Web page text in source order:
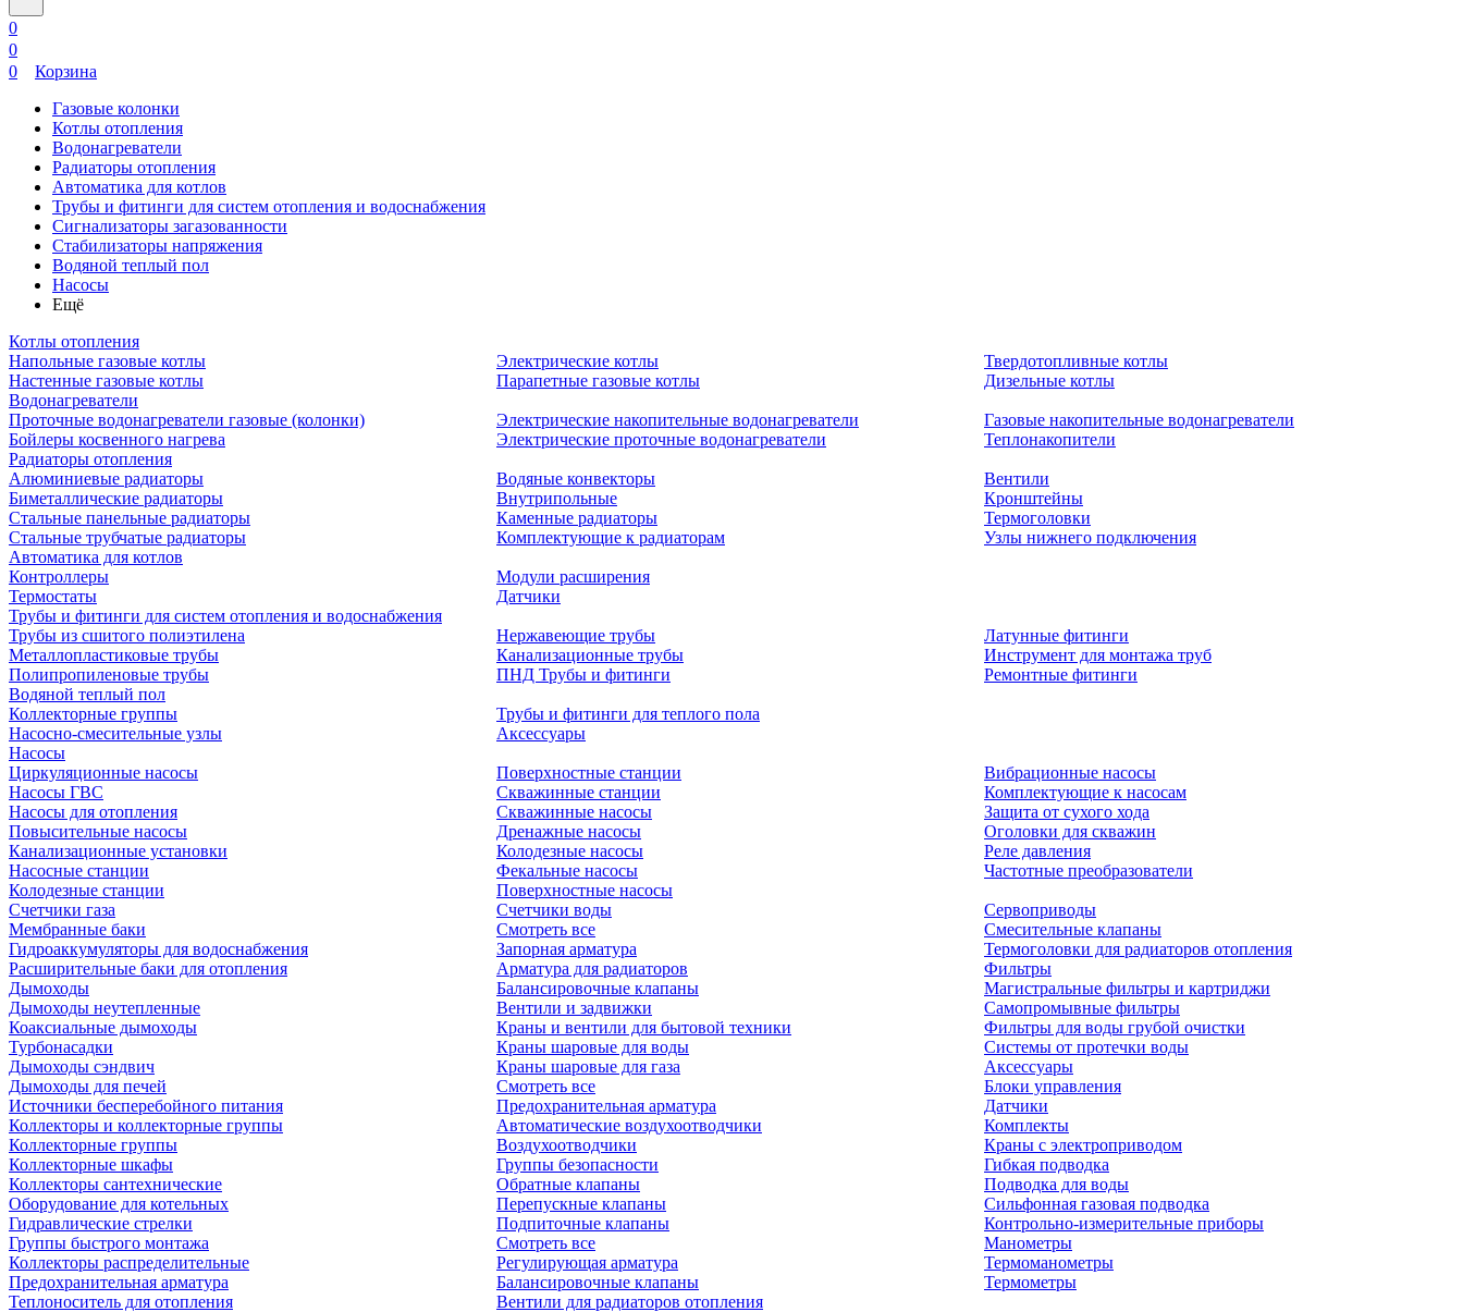
0
0
0
Корзина
Газовые колонки
Котлы отопления
Водонагреватели
Радиаторы отопления
Автоматика для котлов
Трубы и фитинги для систем отопления и водоснабжения
Сигнализаторы загазованности
Стабилизаторы напряжения
Водяной теплый пол
Насосы
Ещё
Котлы отопления
Напольные газовые котлы
Настенные газовые котлы
Электрические котлы
Парапетные газовые котлы
Твердотопливные котлы
Дизельные котлы
Водонагреватели
Проточные водонагреватели газовые (колонки)
Бойлеры косвенного нагрева
Электрические накопительные водонагреватели
Электрические проточные водонагреватели
Газовые накопительные водонагреватели
Теплонакопители
Радиаторы отопления
Алюминиевые радиаторы
Биметаллические радиаторы
Стальные панельные радиаторы
Стальные трубчатые радиаторы
Водяные конвекторы
Внутрипольные
Каменные радиаторы
Комплектующие к радиаторам
Вентили
Кронштейны
Термоголовки
Узлы нижнего подключения
Автоматика для котлов
Контроллеры
Термостаты
Модули расширения
Датчики
Трубы и фитинги для систем отопления и водоснабжения
Трубы из сшитого полиэтилена
Металлопластиковые трубы
Полипропиленовые трубы
Нержавеющие трубы
Канализационные трубы
ПНД Трубы и фитинги
Латунные фитинги
Инструмент для монтажа труб
Ремонтные фитинги
Водяной теплый пол
Коллекторные группы
Насосно-смесительные узлы
Трубы и фитинги для теплого пола
Аксессуары
Насосы
Циркуляционные насосы
Насосы ГВС
Насосы для отопления
Повысительные насосы
Канализационные установки
Насосные станции
Колодезные станции
Поверхностные станции
Скважинные станции
Скважинные насосы
Дренажные насосы
Колодезные насосы
Фекальные насосы
Поверхностные насосы
Вибрационные насосы
Комплектующие к насосам
Защита от сухого хода
Оголовки для скважин
Реле давления
Частотные преобразователи
Счетчики газа
Мембранные баки
Гидроаккумуляторы для водоснабжения
Расширительные баки для отопления
Дымоходы
Дымоходы неутепленные
Коаксиальные дымоходы
Турбонасадки
Дымоходы сэндвич
Дымоходы для печей
Источники бесперебойного питания
Коллекторы и коллекторные группы
Коллекторные группы
Коллекторные шкафы
Коллекторы сантехнические
Оборудование для котельных
Гидравлические стрелки
Группы быстрого монтажа
Коллекторы распределительные
Предохранительная арматура
Теплоноситель для отопления
Счетчики воды
Смотреть все
Запорная арматура
Арматура для радиаторов
Балансировочные клапаны
Вентили и задвижки
Краны и вентили для бытовой техники
Краны шаровые для воды
Краны шаровые для газа
Смотреть все
Предохранительная арматура
Автоматические воздухоотводчики
Воздухоотводчики
Группы безопасности
Обратные клапаны
Перепускные клапаны
Подпиточные клапаны
Смотреть все
Регулирующая арматура
Балансировочные клапаны
Вентили для радиаторов отопления
Сервоприводы
Смесительные клапаны
Термоголовки для радиаторов отопления
Фильтры
Магистральные фильтры и картриджи
Самопромывные фильтры
Фильтры для воды грубой очистки
Системы от протечки воды
Аксессуары
Блоки управления
Датчики
Комплекты
Краны с электроприводом
Гибкая подводка
Подводка для воды
Сильфонная газовая подводка
Контрольно-измерительные приборы
Манометры
Термоманометры
Термометры